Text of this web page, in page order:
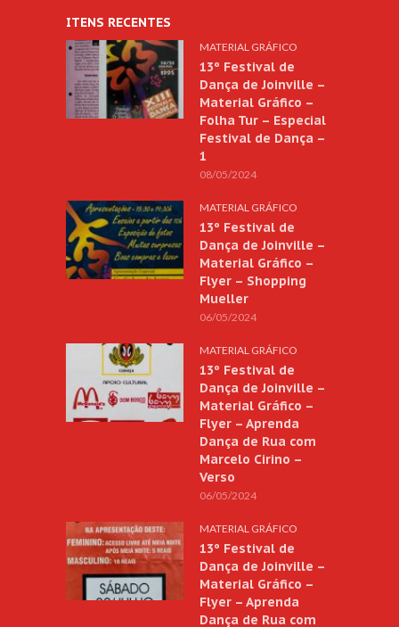
ITENS RECENTES
MATERIAL GRÁFICO
13º Festival de
Dança de Joinville –
Material Gráfico –
Folha Tur – Especial
Festival de Dança –
1
08/05/2024
MATERIAL GRÁFICO
13º Festival de
Dança de Joinville –
Material Gráfico –
Flyer – Shopping
Mueller
06/05/2024
MATERIAL GRÁFICO
13º Festival de
Dança de Joinville –
Material Gráfico –
Flyer – Aprenda
Dança de Rua com
Marcelo Cirino –
Verso
06/05/2024
MATERIAL GRÁFICO
13º Festival de
Dança de Joinville –
Material Gráfico –
Flyer – Aprenda
Dança de Rua com